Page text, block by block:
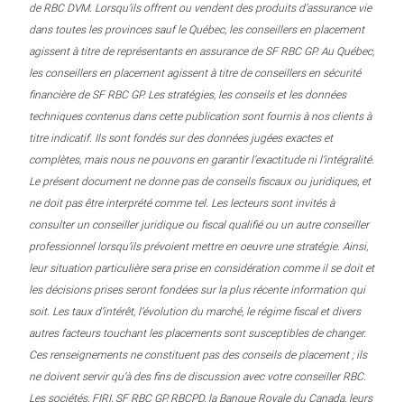
de RBC DVM. Lorsqu’ils offrent ou vendent des produits d’assurance vie
dans toutes les provinces sauf le Québec, les conseillers en placement
agissent à titre de représentants en assurance de SF RBC GP. Au Québec,
les conseillers en placement agissent à titre de conseillers en sécurité
financière de SF RBC GP. Les stratégies, les conseils et les données
techniques contenus dans cette publication sont fournis à nos clients à
titre indicatif. Ils sont fondés sur des données jugées exactes et
complètes, mais nous ne pouvons en garantir l’exactitude ni l’intégralité.
Le présent document ne donne pas de conseils fiscaux ou juridiques, et
ne doit pas être interprété comme tel. Les lecteurs sont invités à
consulter un conseiller juridique ou fiscal qualifié ou un autre conseiller
professionnel lorsqu’ils prévoient mettre en oeuvre une stratégie. Ainsi,
leur situation particulière sera prise en considération comme il se doit et
les décisions prises seront fondées sur la plus récente information qui
soit. Les taux d’intérêt, l’évolution du marché, le régime fiscal et divers
autres facteurs touchant les placements sont susceptibles de changer.
Ces renseignements ne constituent pas des conseils de placement ; ils
ne doivent servir qu’à des fins de discussion avec votre conseiller RBC.
Les sociétés, FIRI, SF RBC GP, RBCPD, la Banque Royale du Canada, leurs